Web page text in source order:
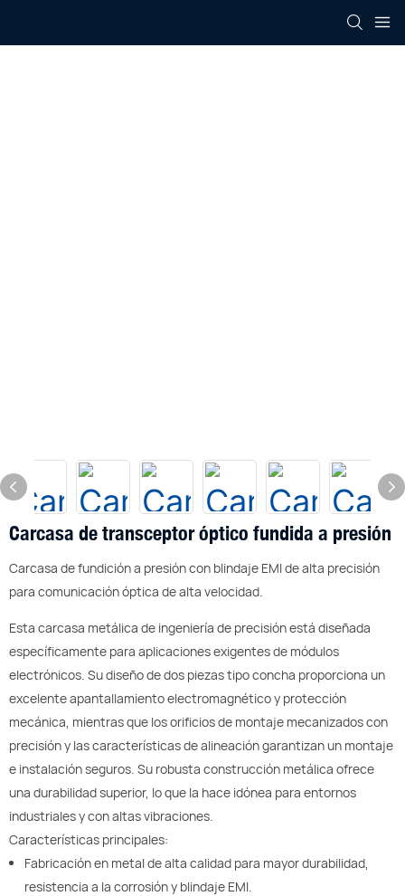
Carcasa de transceptor óptico fundida a presión
Carcasa de fundición a presión con blindaje EMI de alta precisión
para comunicación óptica de alta velocidad.
Esta carcasa metálica de ingeniería de precisión está diseñada
específicamente para aplicaciones exigentes de módulos
electrónicos. Su diseño de dos piezas tipo concha proporciona un
excelente apantallamiento electromagnético y protección
mecánica, mientras que los orificios de montaje mecanizados con
precisión y las características de alineación garantizan un montaje
e instalación seguros. Su robusta construcción metálica ofrece
una durabilidad superior, lo que la hace idónea para entornos
industriales y con altas vibraciones.
Características principales:
Fabricación en metal de alta calidad para mayor durabilidad,
resistencia a la corrosión y blindaje EMI.